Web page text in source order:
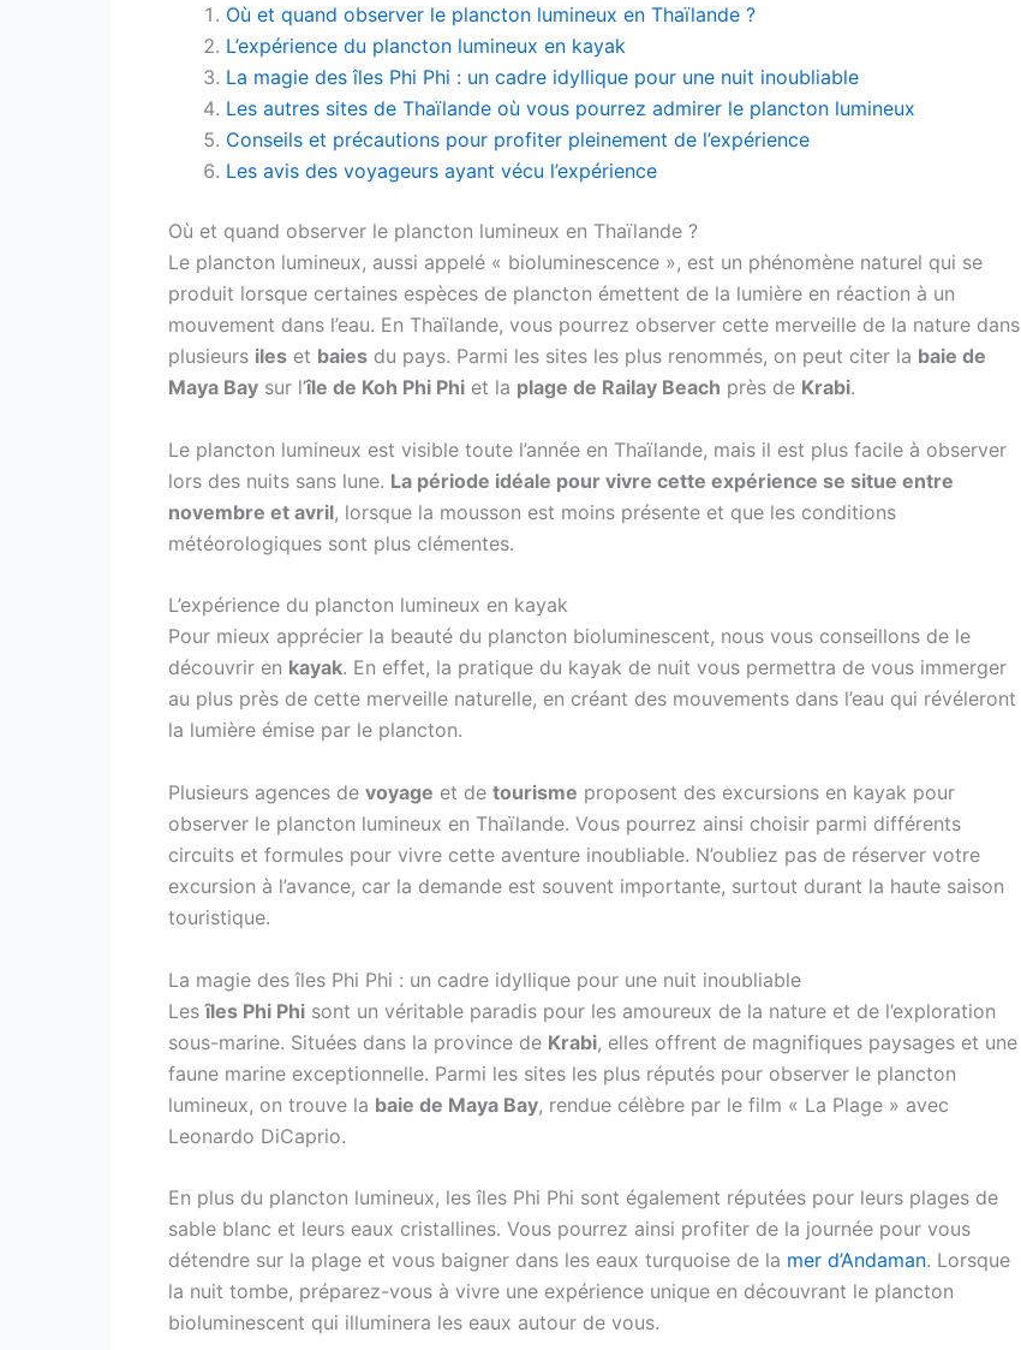
Où et quand observer le plancton lumineux en Thaïlande ?
L’expérience du plancton lumineux en kayak
La magie des îles Phi Phi : un cadre idyllique pour une nuit inoubliable
Les autres sites de Thaïlande où vous pourrez admirer le plancton lumineux
Conseils et précautions pour profiter pleinement de l’expérience
Les avis des voyageurs ayant vécu l’expérience
Où et quand observer le plancton lumineux en Thaïlande ?
Le plancton lumineux, aussi appelé « bioluminescence », est un phénomène naturel qui se
produit lorsque certaines espèces de plancton émettent de la lumière en réaction à un
mouvement dans l’eau. En Thaïlande, vous pourrez observer cette merveille de la nature dans
plusieurs iles et baies du pays. Parmi les sites les plus renommés, on peut citer la baie de
Maya Bay sur l’île de Koh Phi Phi et la plage de Railay Beach près de Krabi.
Le plancton lumineux est visible toute l’année en Thaïlande, mais il est plus facile à observer
lors des nuits sans lune. La période idéale pour vivre cette expérience se situe entre
novembre et avril, lorsque la mousson est moins présente et que les conditions
météorologiques sont plus clémentes.
L’expérience du plancton lumineux en kayak
Pour mieux apprécier la beauté du plancton bioluminescent, nous vous conseillons de le
découvrir en kayak. En effet, la pratique du kayak de nuit vous permettra de vous immerger
au plus près de cette merveille naturelle, en créant des mouvements dans l’eau qui révéleront
la lumière émise par le plancton.
Plusieurs agences de voyage et de tourisme proposent des excursions en kayak pour
observer le plancton lumineux en Thaïlande. Vous pourrez ainsi choisir parmi différents
circuits et formules pour vivre cette aventure inoubliable. N’oubliez pas de réserver votre
excursion à l’avance, car la demande est souvent importante, surtout durant la haute saison
touristique.
La magie des îles Phi Phi : un cadre idyllique pour une nuit inoubliable
Lesîles Phi Phi sont un véritable paradis pour les amoureux de la nature et de l’exploration
sous-marine. Situées dans la province de Krabi, elles offrent de magnifiques paysages et une
faune marine exceptionnelle. Parmi les sites les plus réputés pour observer le plancton
lumineux, on trouve la baie de Maya Bay, rendue célèbre par le film « La Plage » avec
Leonardo DiCaprio.
En plus du plancton lumineux, les îles Phi Phi sont également réputées pour leurs plages de
sable blanc et leurs eaux cristallines. Vous pourrez ainsi profiter de la journée pour vous
détendre sur la plage et vous baigner dans les eaux turquoise de la mer d’Andaman. Lorsque
la nuit tombe, préparez-vous à vivre une expérience unique en découvrant le plancton
bioluminescent qui illuminera les eaux autour de vous.